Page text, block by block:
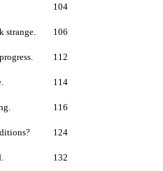
104
strange. 106
112
114
116
124
132